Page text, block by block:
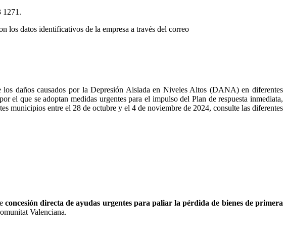
1271.
los datos identificativos de la empresa a través del correo
daños causados por la Depresión Aislada en Niveles Altos (DANA) en diferentes
que se adoptan medidas urgentes para el impulso del Plan de respuesta inmediata,
municipios entre el 28 de octubre y el 4 de noviembre de 2024, consulte las diferentes
concesión directa de ayudas urgentes para paliar la pérdida de bienes de primera
Valenciana.